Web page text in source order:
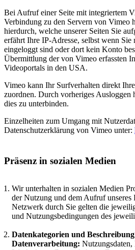
Bei Aufruf einer Seite mit integriertem
Verbindung zu den Servern von Vimeo
hierdurch, welche unserer Seiten Sie
erfährt Ihre IP-Adresse, selbst wenn
eingeloggt sind oder dort kein Konto
Übermittlung der von Vimeo erfassten
Videoportals in den USA.
Vimeo kann Ihr Surfverhalten direkt
zuordnen. Durch vorheriges Ausloggen
dies zu unterbinden.
Einzelheiten zum Umgang mit
Datenschutzerklärung von Vimeo unter:
Präsenz in sozialen Medien
Wir unterhalten in sozialen Medien
der Nutzung und dem Aufruf
Netzwerk durch Sie gelten die
und Nutzungsbedingungen des
Datenkategorien und
Datenverarbeitung: